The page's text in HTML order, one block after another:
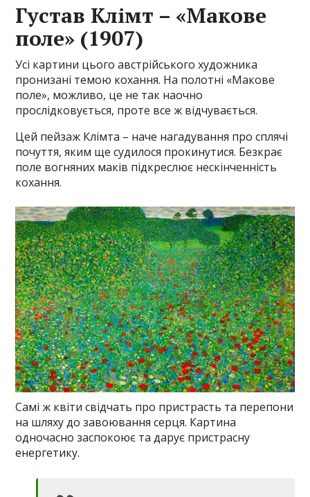
Густав Клімт – «Макове
поле» (1907)
Усі картини цього австрійського художника
пронизані темою кохання. На полотні «Макове
поле», можливо, це не так наочно
прослідковується, проте все ж відчувається.
Цей пейзаж Клімта – наче нагадування про сплячі
почуття, яким ще судилося прокинутися. Безкрає
поле вогняних маків підкреслює нескінченність
кохання.
Самі ж квіти свідчать про пристрасть та перепони
на шляху до завоювання серця. Картина
одночасно заспокоює та дарує пристрасну
енергетику.